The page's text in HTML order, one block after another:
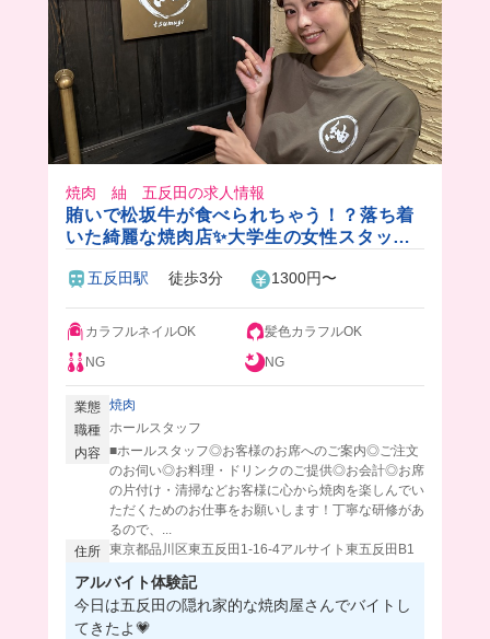
焼肉 紬 五反田の求人情報
賄いで松坂牛が食べられちゃう！？落ち着
いた綺麗な焼肉店✨大学生の女性スタッフ
五反田駅 徒歩3分 1300円〜
カラフルネイルOK
髪色カラフルOK
NG
NG
業態 焼肉
職種 ホールスタッフ
内容 ■ホールスタッフ◎お客様のお席へのご案内◎ご注文
のお伺い◎お料理・ドリンクのご提供◎お会計◎お席
の片付け・清掃などお客様に心から焼肉を楽しんでい
ただくためのお仕事をお願いします！丁寧な研修があ
るので、...
住所 東京都品川区東五反田1-16-4アルサイト東五反田B1
アルバイト体験記
今日は五反田の隠れ家的な焼肉屋さんでバイトし
てきたよ💗